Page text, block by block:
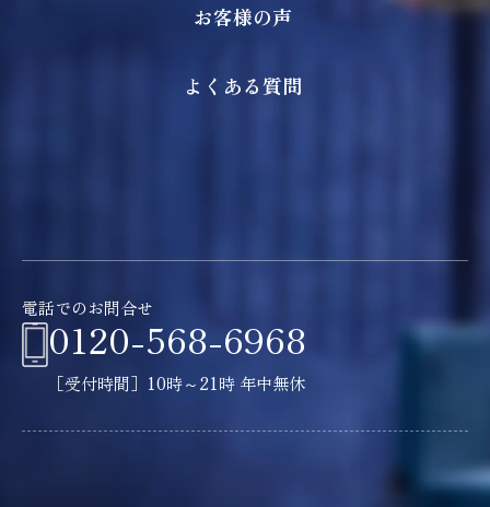
お客様の声
よくある質問
電話でのお問合せ
0120-568-6968
［受付時間］10時～21時 年中無休